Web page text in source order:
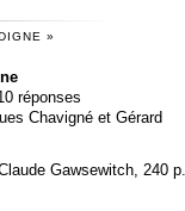
»
réponses
Chavigné et Gérard
Gawsewitch, 240 p.,